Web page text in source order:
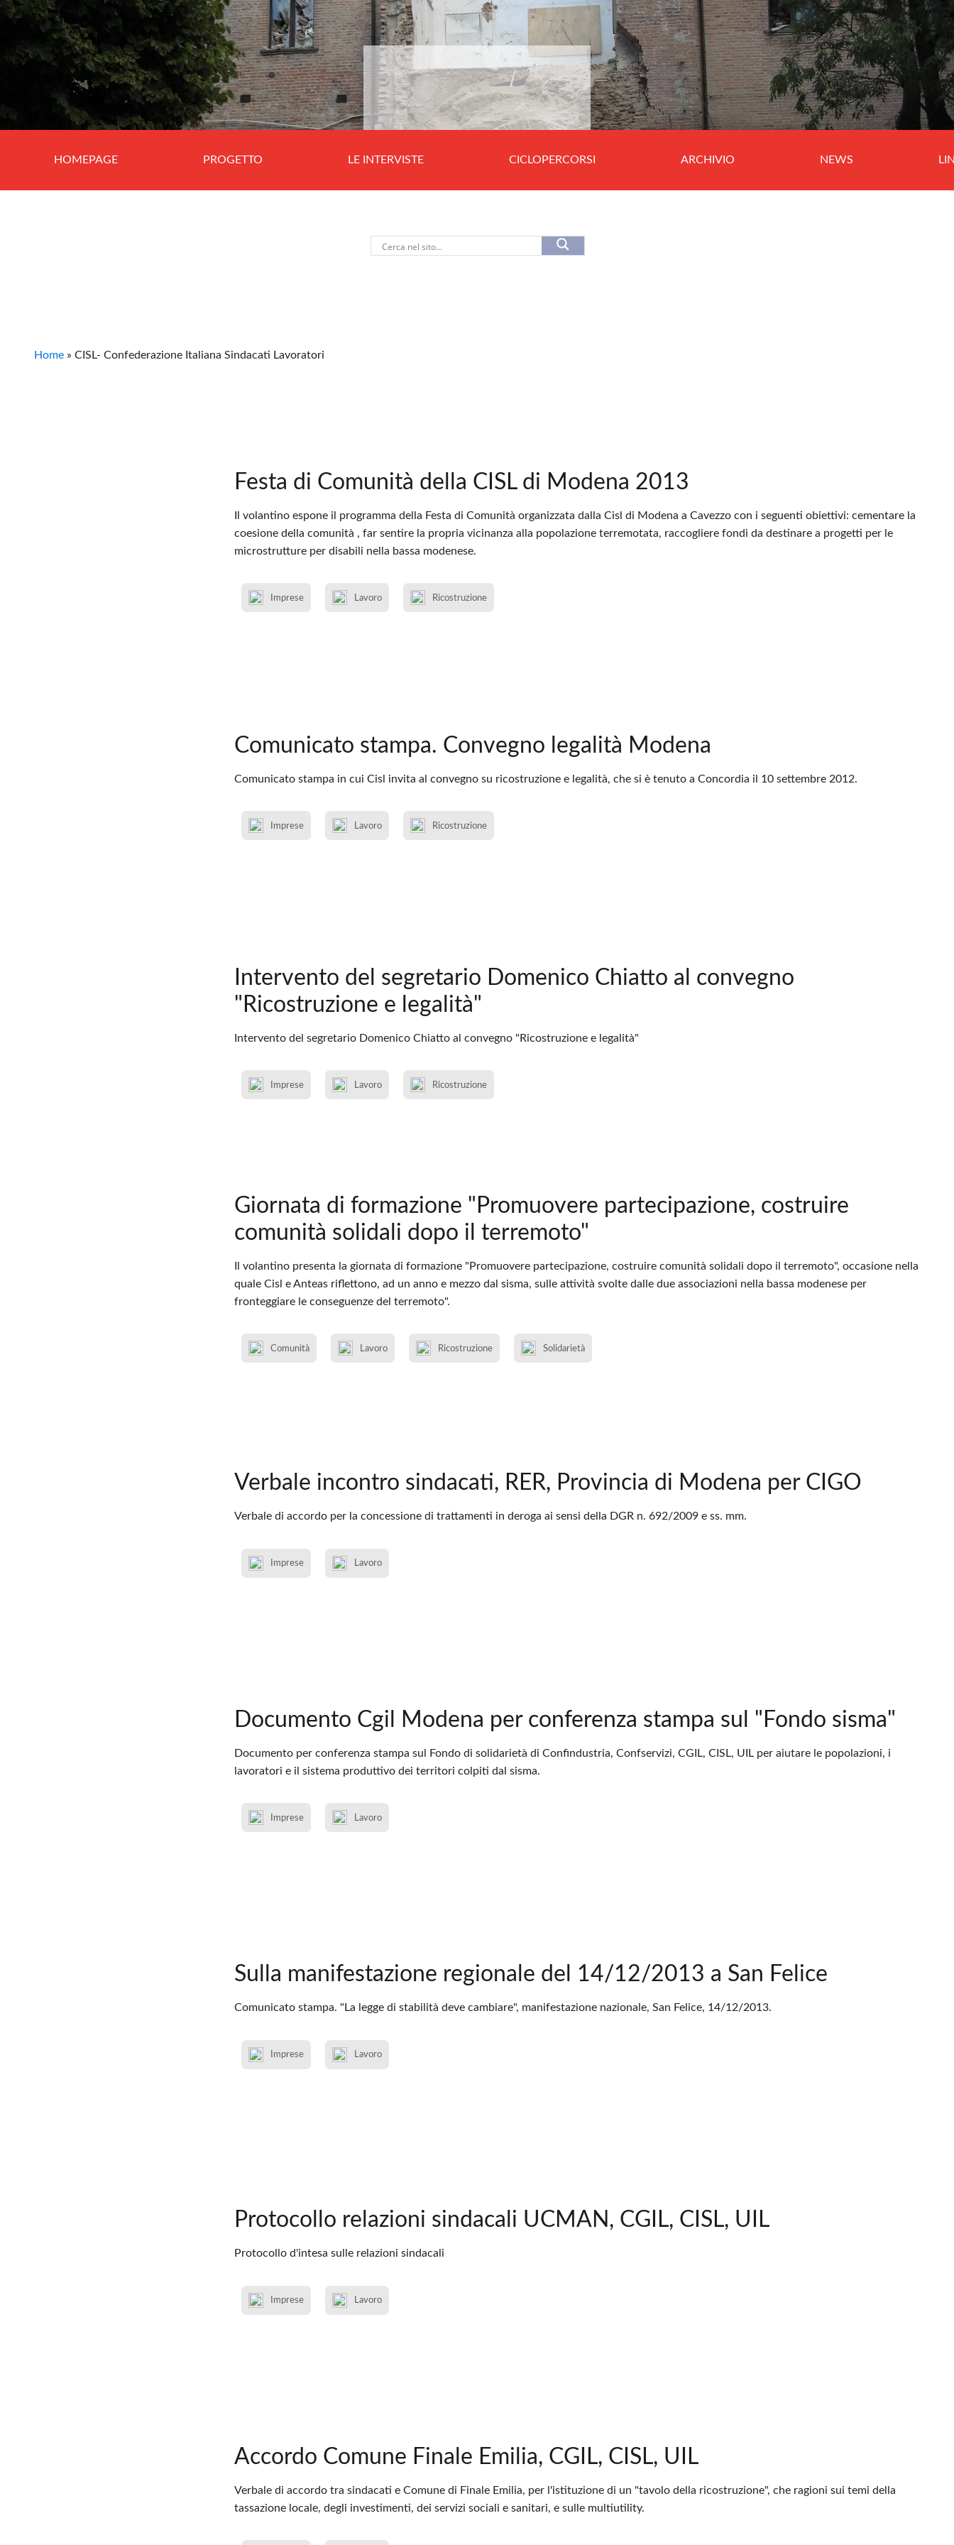
HOMEPAGE PROGETTO LE INTERVISTE CICLOPERCORSI ARCHIVIO NEWS
Home » CISL- Confederazione Italiana Sindacati Lavoratori
Festa di Comunità della CISL di Modena 2013
Il volantino espone il programma della Festa di Comunità organizzata dalla Cisl di Modena a Cavezzo con i seguenti obiettivi: cementare la
coesione della comunità , far sentire la propria vicinanza alla popolazione terremotata, raccogliere fondi da destinare a progetti per le
microstrutture per disabili nella bassa modenese.
Imprese Lavoro Ricostruzione
Comunicato stampa. Convegno legalità Modena
Comunicato stampa in cui Cisl invita al convegno su ricostruzione e legalità, che si è tenuto a Concordia il 10 settembre 2012.
Imprese Lavoro Ricostruzione
Intervento del segretario Domenico Chiatto al convegno
"Ricostruzione e legalità"
Intervento del segretario Domenico Chiatto al convegno "Ricostruzione e legalità"
Imprese Lavoro Ricostruzione
Giornata di formazione "Promuovere partecipazione, costruire
comunità solidali dopo il terremoto"
Il volantino presenta la giornata di formazione "Promuovere partecipazione, costruire comunità solidali dopo il terremoto", occasione nella
quale Cisl e Anteas riflettono, ad un anno e mezzo dal sisma, sulle attività svolte dalle due associazioni nella bassa modenese per
fronteggiare le conseguenze del terremoto".
Comunità Lavoro Ricostruzione Solidarietà
Verbale incontro sindacati, RER, Provincia di Modena per CIGO
Verbale di accordo per la concessione di trattamenti in deroga ai sensi della DGR n. 692/2009 e ss. mm.
Imprese Lavoro
Documento Cgil Modena per conferenza stampa sul "Fondo sisma"
Documento per conferenza stampa sul Fondo di solidarietà di Confindustria, Confservizi, CGIL, CISL, UIL per aiutare le popolazioni, i
lavoratori e il sistema produttivo dei territori colpiti dal sisma.
Imprese Lavoro
Sulla manifestazione regionale del 14/12/2013 a San Felice
Comunicato stampa. "La legge di stabilità deve cambiare", manifestazione nazionale, San Felice, 14/12/2013.
Imprese Lavoro
Protocollo relazioni sindacali UCMAN, CGIL, CISL, UIL
Protocollo d'intesa sulle relazioni sindacali
Imprese Lavoro
Accordo Comune Finale Emilia, CGIL, CISL, UIL
Verbale di accordo tra sindacati e Comune di Finale Emilia, per l'istituzione di un "tavolo della ricostruzione", che ragioni sui temi della
tassazione locale, degli investimenti, dei servizi sociali e sanitari, e sulle multiutility.